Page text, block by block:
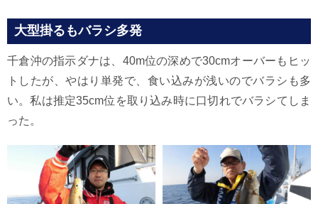
大型掛るもバラシ多発
千倉沖の指示ダナは、40m位の深めで30cmオーバーもヒッ
トしたが、やはり単発で、食い込みが浅いのでバラシも多
い。私は推定35cm位を取り込み時に口切れでバラシてしま
った。